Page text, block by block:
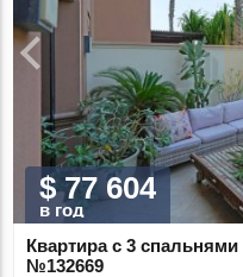
$ 77 604
в год
Квартира с 3
№132669